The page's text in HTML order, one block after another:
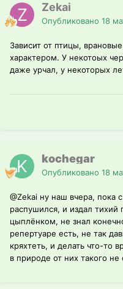
Zekai
Опубликовано 18
Зависит от птицы,
характером. У некотоых
даже урчал, у некоторых
kochegar
Опубликовано 18
@Zekai ну наш вчера, пока
распушился, и издал
цыплёнком, не знал
репертуаре есть, не так
кряхтеть, и делать что-то
в природе от них такого